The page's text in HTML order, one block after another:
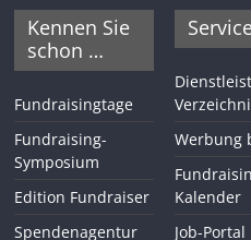
Kennen Sie
schon …
Fundraisingtage
Fundraising-
Symposium
Edition Fundraiser
Spendenagentur
Werbung
Kalender
Job-Portal